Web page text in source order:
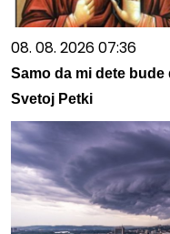
08. 08. 2026 07:36
Samo da mi dete
Svetoj Petki